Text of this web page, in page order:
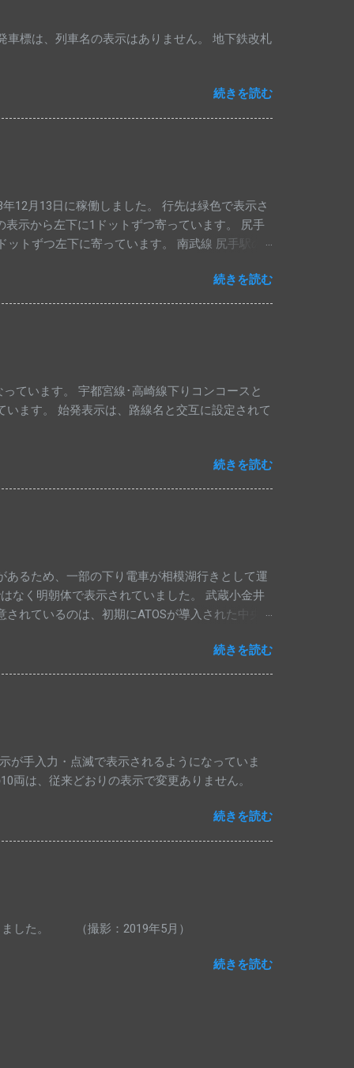
標は、列車名の表示はありません。 地下鉄改札
続きを読む
12月13日に稼働しました。 行先は緑色で表示さ
示から左下に1ドットずつ寄っています。 尻手
トずつ左下に寄っています。 南武線 尻手駅の
八丁畷・浜川崎方面 」とナンバリング[ JN54 ]も
続きを読む
ています。 宇都宮線･高崎線下りコンコースと
ます。 始発表示は、路線名と交互に設定されて
続きを読む
るため、一部の下り電車が相模湖行きとして運
なく明朝体で表示されていました。 武蔵小金井
れているのは、初期にATOSが導入された中央
電気設備工事のため、中央線上りの一部列車が相
車標です。 四方津駅の発車標では、相模湖行き
続きを読む
が手入力・点滅で表示されるようになっていま
両は、従来どおりの表示で変更ありません。
続きを読む
ました。 （撮影：2019年5月）
続きを読む